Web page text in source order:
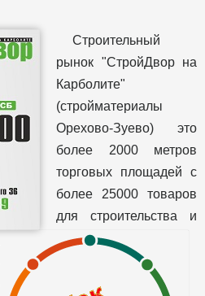
Строительный
рынок "СтройДвор на
Карболите"
(стройматериалы
Орехово-Зуево) это
более 2000 метров
торговых площадей с
более 25000 товаров
для строительства и